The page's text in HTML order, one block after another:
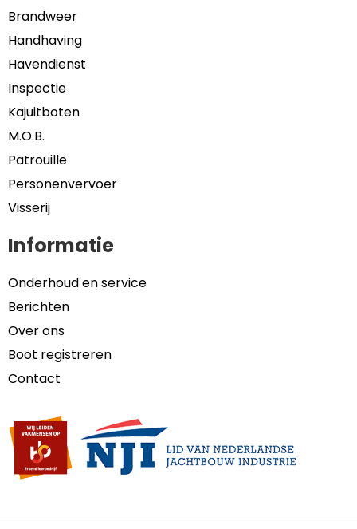
Brandweer
Handhaving
Havendienst
Inspectie
Kajuitboten
M.O.B.
Patrouille
Personenvervoer
Visserij
Informatie
Onderhoud en service
Berichten
Over ons
Boot registreren
Contact